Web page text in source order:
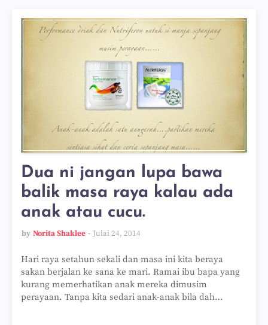
Dua ni jangan lupa bawa
balik masa raya kalau ada
anak atau cucu.
by Norita Shaklee Julai 24, 2014
Hari raya setahun sekali dan masa ini kita beraya
sakan berjalan ke sana ke mari. Ramai ibu bapa yang
kurang memerhatikan anak mereka dimusim
perayaan. Tanpa kita sedari anak-anak bila dah…